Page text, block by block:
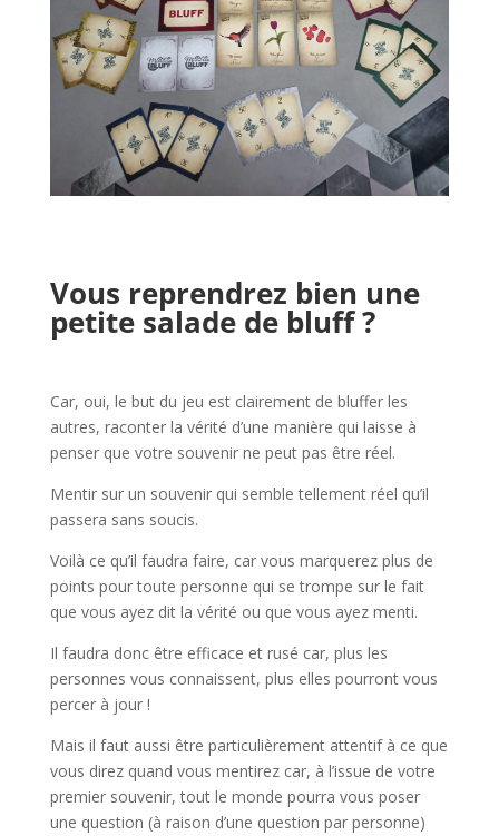
Vous reprendrez bien une
petite salade de bluff ?
Car, oui, le but du jeu est clairement de bluffer les
autres, raconter la vérité d’une manière qui laisse à
penser que votre souvenir ne peut pas être réel.
Mentir sur un souvenir qui semble tellement réel qu’il
passera sans soucis.
Voilà ce qu’il faudra faire, car vous marquerez plus de
points pour toute personne qui se trompe sur le fait
que vous ayez dit la vérité ou que vous ayez menti.
Il faudra donc être efficace et rusé car, plus les
personnes vous connaissent, plus elles pourront vous
percer à jour !
Mais il faut aussi être particulièrement attentif à ce que
vous direz quand vous mentirez car, à l’issue de votre
premier souvenir, tout le monde pourra vous poser
une question (à raison d’une question par personne)